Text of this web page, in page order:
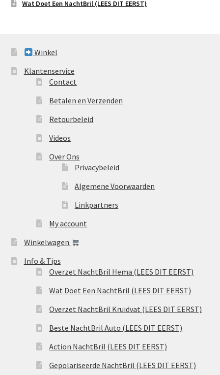
Wat Doet Een NachtBril (LEES DIT EERST)
Winkel
Klantenservice
Contact
Betalen en Verzenden
Retourbeleid
Videos
Over Ons
Privacybeleid
Algemene Voorwaarden
Linkpartners
My account
Winkelwagen
Info & Tips
Overzet NachtBril Hema (LEES DIT EERST)
Wat Doet Een NachtBril (LEES DIT EERST)
Overzet NachtBril Kruidvat (LEES DIT EERST)
Beste NachtBril Auto (LEES DIT EERST)
Action NachtBril (LEES DIT EERST)
Gepolariseerde NachtBril (LEES DIT EERST)